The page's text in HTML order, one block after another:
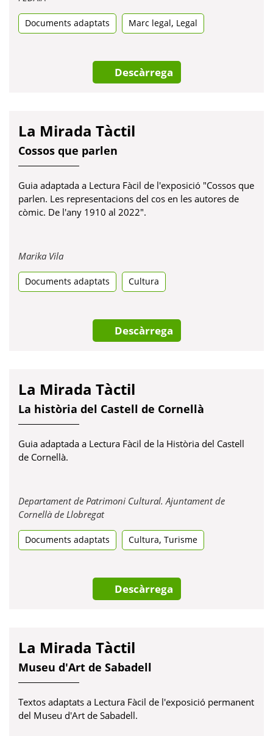
una
pestanya
Documents adaptats Marc legal, Legal
Descàrrega
La Mirada Tàctil
Cossos que parlen
Guia adaptada a Lectura Fàcil de l'exposició "Cossos que
parlen. Les representacions del cos en les autores de
còmic. De l'any 1910 al 2022".
Marika VilaObre
una
pestanya
Documents adaptats Cultura
Descàrrega
La Mirada Tàctil
La història del Castell de Cornellà
Guia adaptada a Lectura Fàcil de la Història del Castell
de Cornellà.
Departament de Patrimoni Cultural. Ajuntament de
Cornellà de LlobregatObre
una
pestanya
Documents adaptats Cultura, Turisme
Descàrrega
La Mirada Tàctil
Museu d'Art de Sabadell
Textos adaptats a Lectura Fàcil de l'exposició permanent
del Museu d'Art de Sabadell.